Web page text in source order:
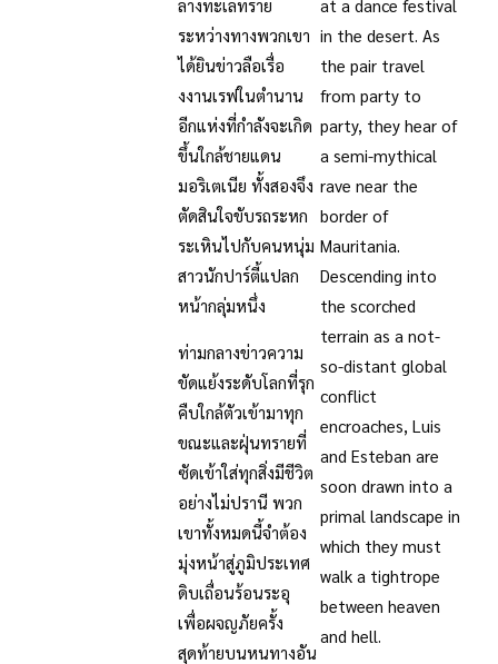
ลางทะเลทราย
ระหว่างทางพวกเขา
ได้ยินข่าวลือเรื่อ
งงานเรฟในตำนาน
อีกแห่งที่กำลังจะเกิด
ขึ้นใกล้ชายแดน
มอริเตเนีย ทั้งสองจึง
ตัดสินใจขับรถระหก
ระเหินไปกับคนหนุ่ม
สาวนักปาร์ตี้แปลก
หน้ากลุ่มหนึ่ง
ท่ามกลางข่าวความ
ขัดแย้งระดับโลกที่รุก
คืบใกล้ตัวเข้ามาทุก
ขณะและฝุ่นทรายที่
ซัดเข้าใส่ทุกสิ่งมีชีวิต
อย่างไม่ปรานี พวก
เขาทั้งหมดนี้จำต้อง
มุ่งหน้าสู่ภูมิประเทศ
ดิบเถื่อนร้อนระอุ
เพื่อผจญภัยครั้ง
สุดท้ายบนหนทางอัน
at a dance festival
in the desert. As
the pair travel
from party to
party, they hear of
a semi-mythical
rave near the
border of
Mauritania.
Descending into
the scorched
terrain as a not-
so-distant global
conflict
encroaches, Luis
and Esteban are
soon drawn into a
primal landscape in
which they must
walk a tightrope
between heaven
and hell.